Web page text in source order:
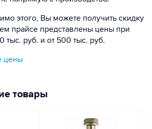
этого, Вы можете получить скидку
прайсе представлены цены при
тыс. руб. и от 500 тыс. руб.
цены
товары